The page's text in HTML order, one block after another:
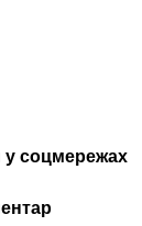
соцмережах